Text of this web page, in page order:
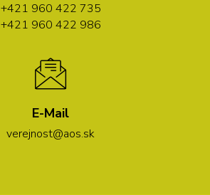
+421 960 422 735
+421 960 422 986
E-Mail
verejnost@aos.sk